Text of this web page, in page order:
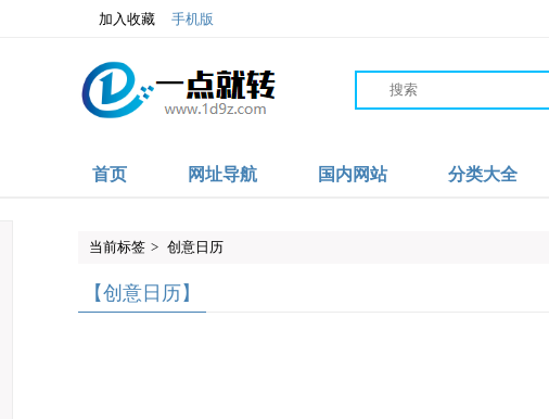
加入收藏 手机版
首页 网址导航 国内网站 分类大全
当前标签 > 创意日历
【创意日历】